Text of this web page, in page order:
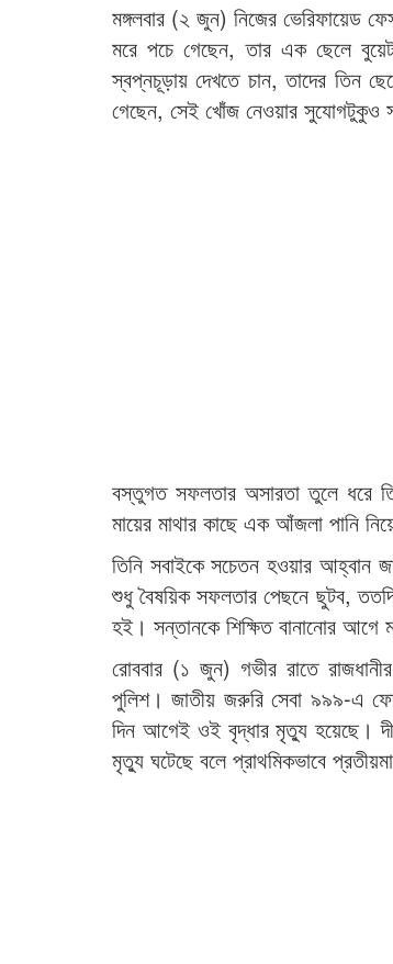
মঙ্গলবার (২ জুন) নিজের ভেরিফায়েড
মরে পচে গেছেন, তার এক ছেলে
স্বপ্নচূড়ায় দেখতে চান, তাদের তিন
গেছেন, সেই খোঁজ নেওয়ার সুযোগটুকুও
বস্তুগত সফলতার অসারতা তুলে ধরে
মায়ের মাথার কাছে এক আঁজলা পানি
তিনি সবাইকে সচেতন হওয়ার আহ্বান
শুধু বৈষয়িক সফলতার পেছনে ছুটব,
হই। সন্তানকে শিক্ষিত বানানোর আগে
রোববার (১ জুন) গভীর রাতে
পুলিশ। জাতীয় জরুরি সেবা ৯৯৯-এ
দিন আগেই ওই বৃদ্ধার মৃত্যু হয়েছে।
মৃত্যু ঘটেছে বলে প্রাথমিকভাবে